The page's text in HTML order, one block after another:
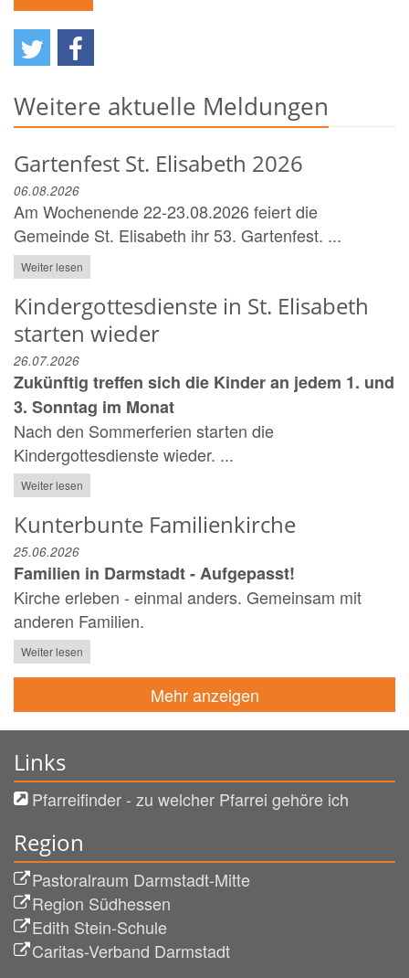
Weitere aktuelle Meldungen
Gartenfest St. Elisabeth 2026
06.08.2026
Am Wochenende 22-23.08.2026 feiert die
Gemeinde St. Elisabeth ihr 53. Gartenfest. ...
Weiter lesen
Kindergottesdienste in St. Elisabeth
starten wieder
26.07.2026
Zukünftig treffen sich die Kinder an jedem 1. und
3. Sonntag im Monat
Nach den Sommerferien starten die
Kindergottesdienste wieder. ...
Weiter lesen
Kunterbunte Familienkirche
25.06.2026
Familien in Darmstadt - Aufgepasst!
Kirche erleben - einmal anders. Gemeinsam mit
anderen Familien.
Weiter lesen
Mehr anzeigen
Links
Pfarreifinder - zu welcher Pfarrei gehöre ich
Region
Pastoralraum Darmstadt-Mitte
Region Südhessen
Edith Stein-Schule
Caritas-Verband Darmstadt